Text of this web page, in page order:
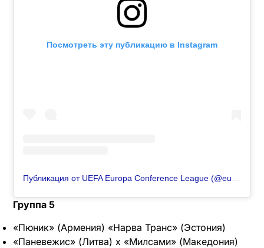
Посмотреть эту публикацию в Instagram
Публикация от UEFA Europa Conference League (@europacnfleague)
Группа 5
«Пюник» (Армения) «Нарва Транс» (Эстония)
«Паневежис» (Литва) х «Милсами» (Македония)